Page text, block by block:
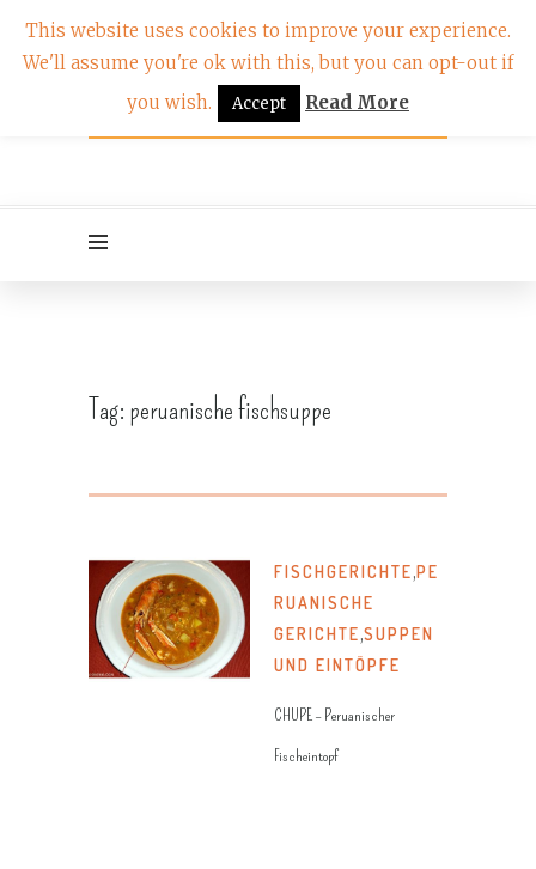
Tag: peruanische fischsuppe
FISCHGERICHTE,PE
RUANISCHE
GERICHTE,SUPPEN
UND EINTÖPFE
CHUPE – Peruanischer
Fischeintopf
This website uses cookies to improve your experience.
We'll assume you're ok with this, but you can opt-out if
you wish.
Accept Read More